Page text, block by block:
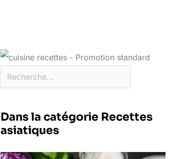
Dans la catégorie Recettes
asiatiques